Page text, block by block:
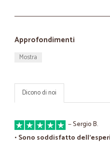
Approfondimenti
Mostra
Dicono di noi
—Sergio B.
• Sono soddisfatto